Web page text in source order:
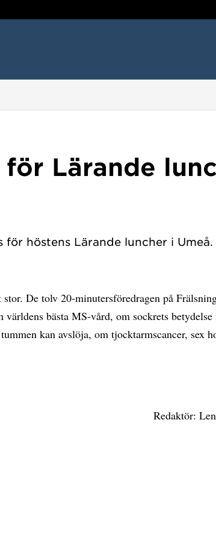
Lärande
De tolv 20-minutersföredragen på
världens bästa MS-vård, om sockrets
kan avslöja, om tjocktarmscancer, sex
Redaktör: